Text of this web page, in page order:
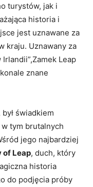
turystów, jak i
historia‌ i
jest‍ uznawane⁣ za‍
kraju.⁣ Uznawany‍ za
Leap
znane
⁢świadkiem
tym brutalnych
jego najbardziej
of Leap, duch, który
historia
do ⁤podjęcia‍ próby​